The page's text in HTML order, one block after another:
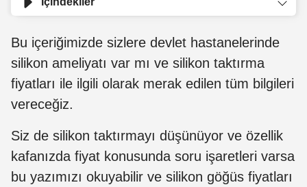
Bu içeriğimizde sizlere devlet hastanelerinde
silikon ameliyatı var mı ve silikon taktırma
fiyatları ile ilgili olarak merak edilen tüm bilgileri
vereceğiz.
Siz de silikon taktırmayı düşünüyor ve özellik
kafanızda fiyat konusunda soru işaretleri varsa
bu yazımızı okuyabilir ve silikon göğüs fiyatları